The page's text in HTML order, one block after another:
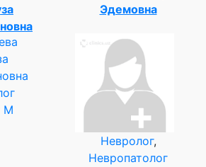
M
Эдемовна
Невролог,
Невропатолог